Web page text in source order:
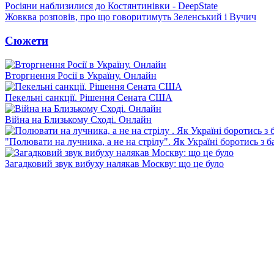
Росіяни наблизилися до Костянтинівки - DeepState
Жовква розповів, про що говоритимуть Зеленський і Вучич
Сюжети
Вторгнення Росії в Україну. Онлайн
Пекельні санкції. Рішення Сената США
Війна на Близькому Сході. Онлайн
"Полювати на лучника, а не на стрілу". Як Україні боротись з
Загадковий звук вибуху налякав Москву: що це було